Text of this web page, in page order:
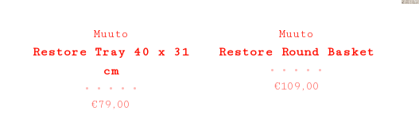
Muuto
Restore Tray 40 x 31
cm
• • • • •
€79,00
Muuto
Restore Round Basket
• • • • •
€109,00